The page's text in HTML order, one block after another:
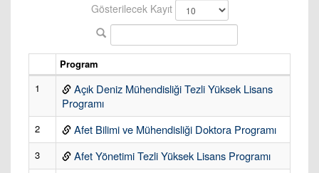
Gösterilecek Kayıt
Program
1
Açık Deniz Mühendisliği Tezli Yüksek Lisans
Programı
2 Afet Bilimi ve Mühendisliği Doktora Programı
3 Afet Yönetimi Tezli Yüksek Lisans Programı